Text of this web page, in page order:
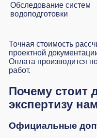
Обследование систем
водоподготовки
Точная стоимость
проектной
Оплата производится
работ.
Почему стоит
экспертизу нам
Официальные